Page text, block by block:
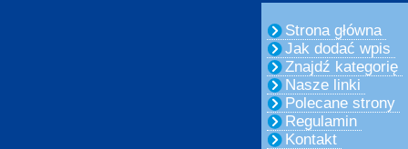
Strona główna
Jak dodać wpis
Znajdź kategorię
Nasze linki
Polecane strony
Regulamin
Kontakt